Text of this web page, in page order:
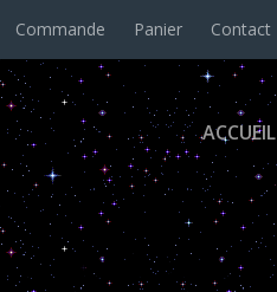
Commande Panier Contact
ACCUEIL
:le chemin de vie 2